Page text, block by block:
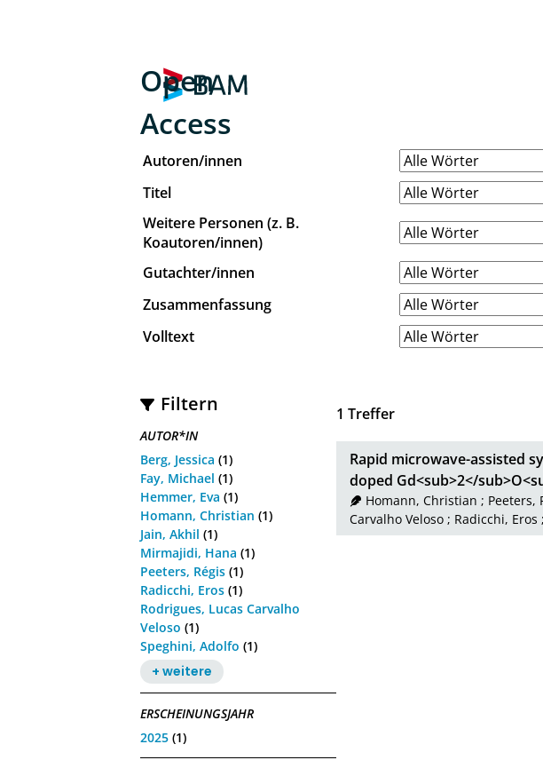
Open
Access
Autoren/innen
Titel
Weitere Personen (z. B.
Koautoren/innen)
Gutachter/innen
Zusammenfassung
Volltext
Filtern
AUTOR*IN
Berg, Jessica (1)
Fay, Michael (1)
Hemmer, Eva (1)
Homann, Christian (1)
Jain, Akhil (1)
Mirmajidi, Hana (1)
Peeters, Régis (1)
Radicchi, Eros (1)
Rodrigues, Lucas Carvalho
Veloso (1)
Speghini, Adolfo (1)
+ weitere
ERSCHEINUNGSJAHR
2025 (1)
1 Treffer
Rapid microwave-assisted
doped Gd<sub>2</
Homann, Christian ; Peeters,
Carvalho Veloso; Radicchi, Eros ;